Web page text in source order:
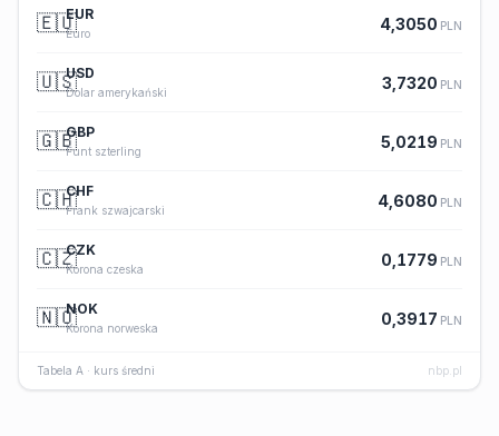
🇪🇺EUR
Euro
4,3050 PLN
🇺🇸USD
Dolar amerykański
3,7320 PLN
🇬🇧GBP
Funt szterling
5,0219 PLN
🇨🇭CHF
Frank szwajcarski
4,6080 PLN
🇨🇿CZK
Korona czeska
0,1779 PLN
🇳🇴NOK
Korona norweska
0,3917 PLN
Tabela A · kurs średni nbp.pl